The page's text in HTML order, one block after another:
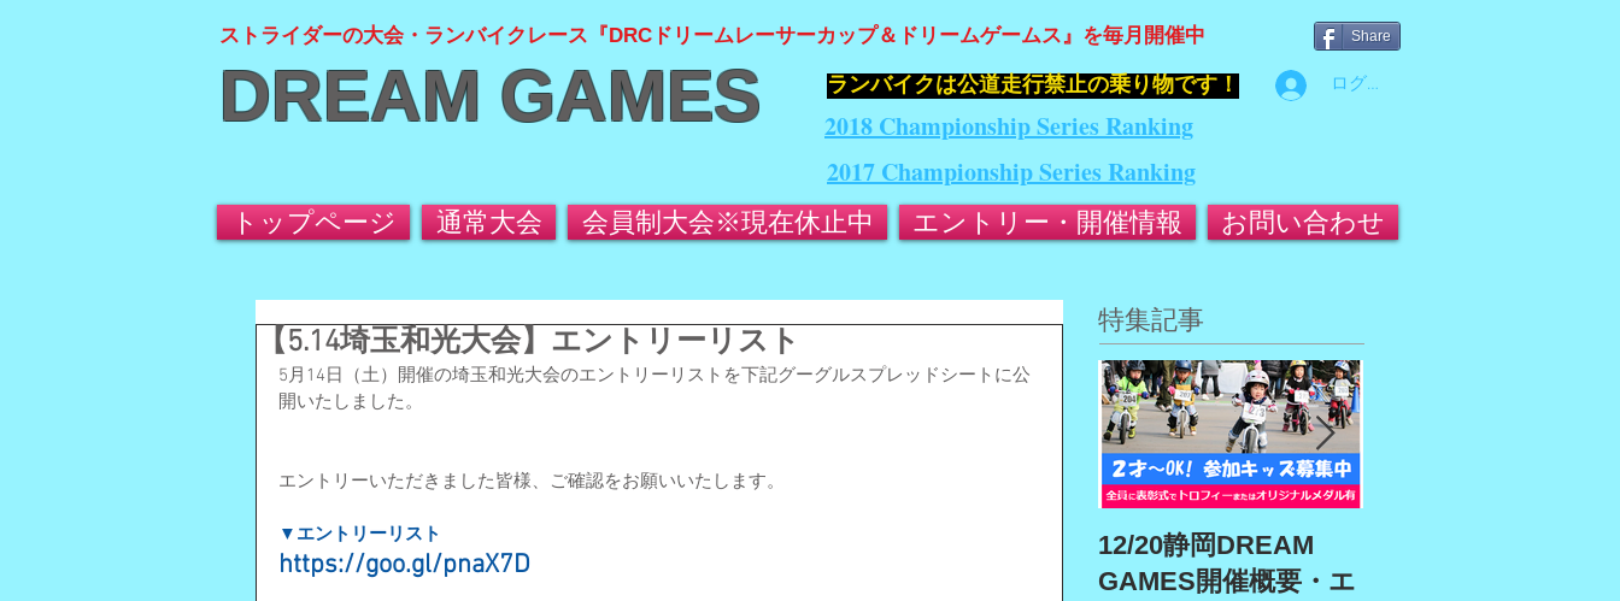
ストライダーの大会・ランバイクレース『DRCドリームレーサーカップ＆ドリームゲームス』を毎月開催中 Share
DREAM GAMES
2017 Championship Series Ranking
2018 Championship Series Ranking
​ランバイクは公道走行禁止の乗り物です！ ログイン
トップページ 通常大会 会員制大会※現在休止中 エントリー・開催情報 お問い合わせ
【5.14埼玉和光大会】エントリーリスト
5月14日（土）開催の埼玉和光大会のエントリーリストを下記グーグルスプレッドシートに公
開いたしました。
エントリーいただきました皆様、ご確認をお願いいたします。
▼エントリーリスト
https://goo.gl/pnaX7D
特集記事
12/20静岡DREAM
GAMES開催概要・エ